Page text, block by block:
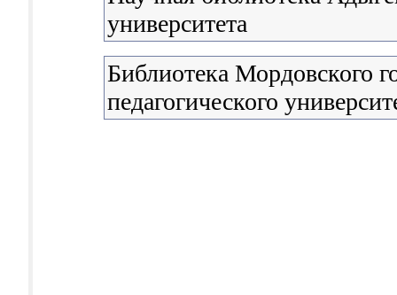
университета
Библиотека Мордовского
педагогического